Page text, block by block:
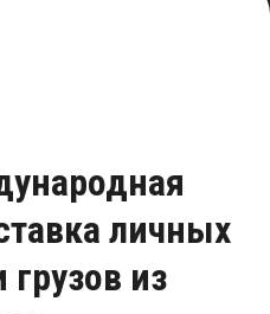
личных
из